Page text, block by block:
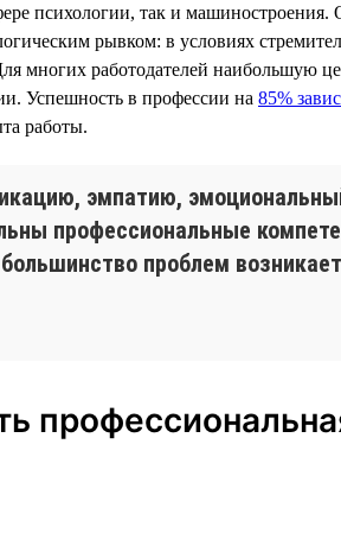
психологии, так и
рывком: в условиях
работодателей наибольшую
Успешность в профессии на 85%
работы.
эмпатию,
профессиональные
проблем